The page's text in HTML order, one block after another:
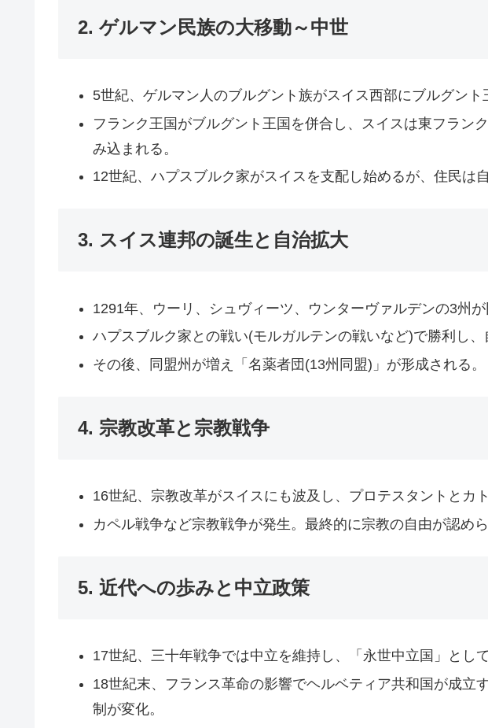
2. ゲルマン民族の大移動～中世
5世紀、ゲルマン人のブルグント族がスイス西部にブルグント
フランク王国がブルグント王国を併合し、スイスは東フラン
み込まれる。
12世紀、ハプスブルク家がスイスを支配し始めるが、住民は
3. スイス連邦の誕生と自治拡大
1291年、ウーリ、シュヴィーツ、ウンターヴァルデンの3州が
ハプスブルク家との戦い(モルガルテンの戦いなど)で勝利し、
その後、同盟州が増え「名薬者団(13州同盟)」が形成される。
4. 宗教改革と宗教戦争
16世紀、宗教改革がスイスにも波及し、プロテスタントとカ
カペル戦争など宗教戦争が発生。最終的に宗教の自由が認めら
5. 近代への歩みと中立政策
17世紀、三十年戦争では中立を維持し、「永世中立国」とし
18世紀末、フランス革命の影響でヘルベティア共和国が成立
制が変化。